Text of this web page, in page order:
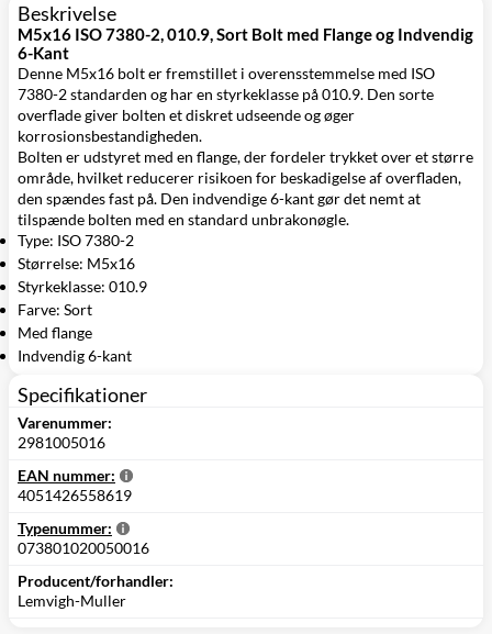
Beskrivelse
M5x16 ISO 7380-2, 010.9, Sort Bolt med Flange og Indvendig
6-Kant
Denne M5x16 bolt er fremstillet i overensstemmelse med ISO
7380-2 standarden og har en styrkeklasse på 010.9. Den sorte
overflade giver bolten et diskret udseende og øger
korrosionsbestandigheden.
Bolten er udstyret med en flange, der fordeler trykket over et større
område, hvilket reducerer risikoen for beskadigelse af overfladen,
den spændes fast på. Den indvendige 6-kant gør det nemt at
tilspænde bolten med en standard unbrakonøgle.
Type: ISO 7380-2
Størrelse: M5x16
Styrkeklasse: 010.9
Farve: Sort
Med flange
Indvendig 6-kant
Specifikationer
Varenummer:
2981005016
EAN nummer:
4051426558619
Typenummer:
073801020050016
Producent/forhandler:
Lemvigh-Muller